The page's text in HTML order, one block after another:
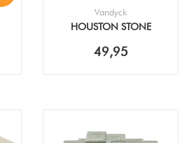
Vandyck
HOUSTON STONE
49,95